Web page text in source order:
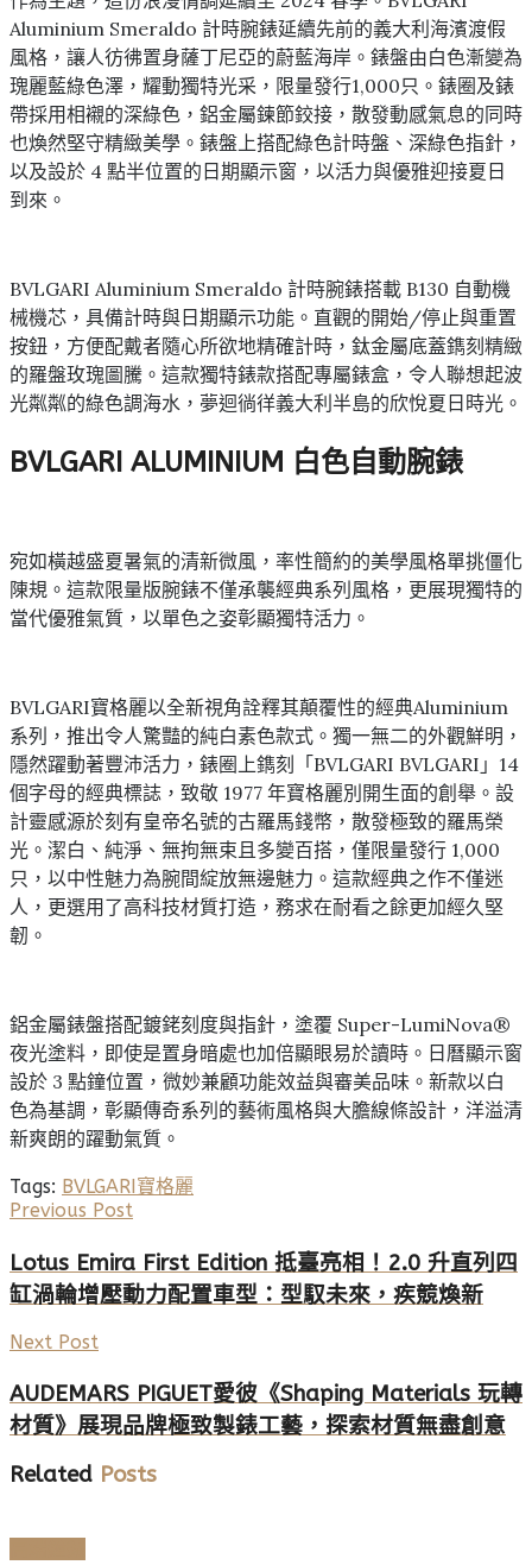
Aluminium Smeraldo 計時腕錶延續先前的義大利海濱渡假
風格，讓人彷彿置身薩丁尼亞的蔚藍海岸。錶盤由白色漸變為
瑰麗藍綠色澤，耀動獨特光采，限量發行1,000只。錶圈及錶
帶採用相襯的深綠色，鋁金屬鍊節鉸接，散發動感氣息的同時
也煥然堅守精緻美學。錶盤上搭配綠色計時盤、深綠色指針，
以及設於 4 點半位置的日期顯示窗，以活力與優雅迎接夏日
到來。
BVLGARI Aluminium Smeraldo 計時腕錶搭載 B130 自動機
械機芯，具備計時與日期顯示功能。直觀的開始/停止與重置
按鈕，方便配戴者隨心所欲地精確計時，鈦金屬底蓋鐫刻精緻
的羅盤玫瑰圖騰。這款獨特錶款搭配專屬錶盒，令人聯想起波
光粼粼的綠色調海水，夢迴徜徉義大利半島的欣悅夏日時光。
BVLGARI ALUMINIUM 白色自動腕錶
宛如橫越盛夏暑氣的清新微風，率性簡約的美學風格單挑僵化
陳規。這款限量版腕錶不僅承襲經典系列風格，更展現獨特的
當代優雅氣質，以單色之姿彰顯獨特活力。
BVLGARI寶格麗以全新視角詮釋其顛覆性的經典Aluminium
系列，推出令人驚豔的純白素色款式。獨一無二的外觀鮮明，
隱然躍動著豐沛活力，錶圈上鐫刻「BVLGARI BVLGARI」14
個字母的經典標誌，致敬 1977 年寶格麗別開生面的創舉。設
計靈感源於刻有皇帝名號的古羅馬錢幣，散發極致的羅馬榮
光。潔白、純淨、無拘無束且多變百搭，僅限量發行 1,000
只，以中性魅力為腕間綻放無邊魅力。這款經典之作不僅迷
人，更選用了高科技材質打造，務求在耐看之餘更加經久堅
韌。
鋁金屬錶盤搭配鍍銠刻度與指針，塗覆 Super-LumiNova®
夜光塗料，即使是置身暗處也加倍顯眼易於讀時。日曆顯示窗
設於 3 點鐘位置，微妙兼顧功能效益與審美品味。新款以白
色為基調，彰顯傳奇系列的藝術風格與大膽線條設計，洋溢清
新爽朗的躍動氣質。
Tags: BVLGARI 寶格麗
Previous Post
Lotus Emira First Edition 抵臺亮相！2.0 升直列四
缸渦輪增壓動力配置車型：型馭未來，疾競煥新
Next Post
AUDEMARS PIGUET愛彼《Shaping Materials 玩轉
材質》展現品牌極致製錶工藝，探索材質無盡創意
Related Posts